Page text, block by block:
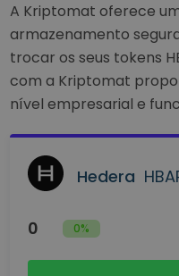
A Kriptomat oferece
armazenamento
trocar os seus tokens
com a Kriptomat
nível empresarial e
Hedera
0 0%